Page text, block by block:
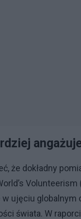
że dokładny
ujęciu
świata. W